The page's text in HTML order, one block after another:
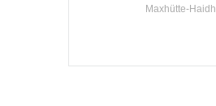
Maxhütte-